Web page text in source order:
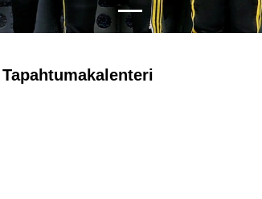
Tapahtumakalenteri